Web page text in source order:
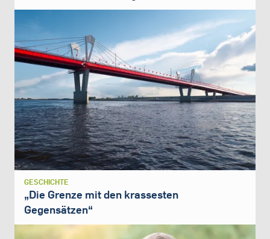
GESCHICHTE
„Die Grenze mit den krassesten
Gegensätzen“